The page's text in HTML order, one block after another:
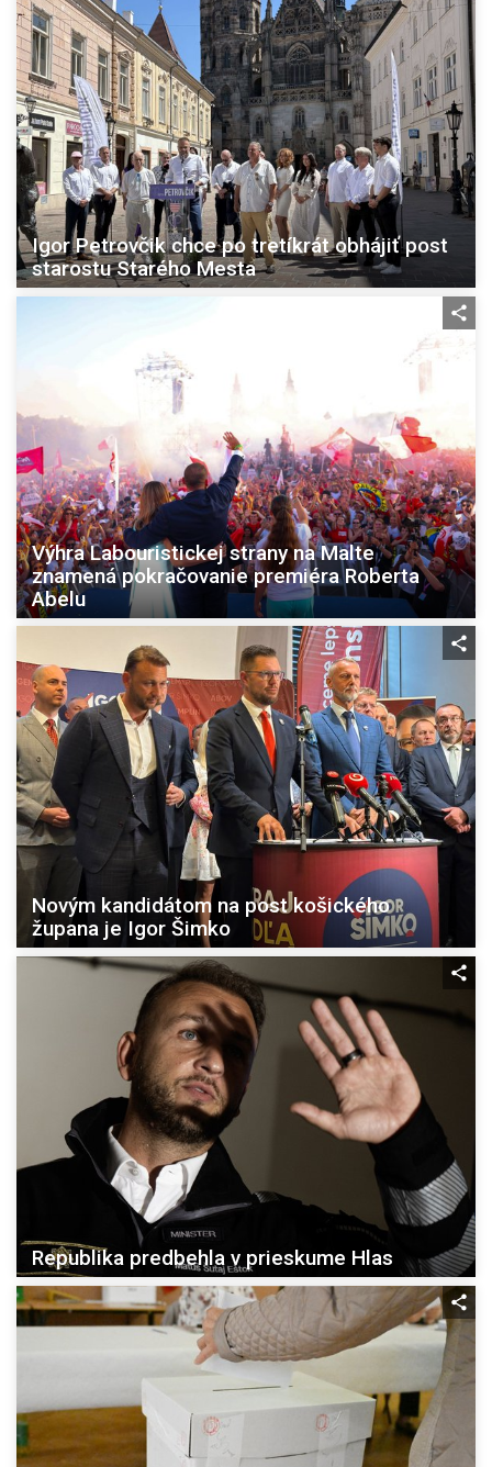
Igor Petrovčik chce po tretíkrát obhájiť post
starostu Starého Mesta
Výhra Labouristickej strany na Malte
znamená pokračovanie premiéra Roberta
Abelu
Novým kandidátom na post košického
župana je Igor Šimko
Republika predbehla v prieskume Hlas